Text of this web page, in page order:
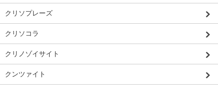
クリソプレーズ
クリソコラ
クリノゾイサイト
クンツァイト